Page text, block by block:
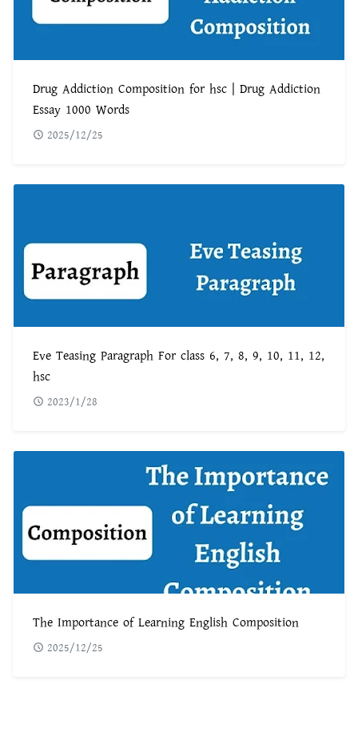
Drug Addiction Composition for hsc | Drug Addiction
Essay 1000 Words
2025/12/25
Eve Teasing Paragraph For class 6, 7, 8, 9, 10, 11, 12,
hsc
2023/1/28
The Importance of Learning English Composition
2025/12/25